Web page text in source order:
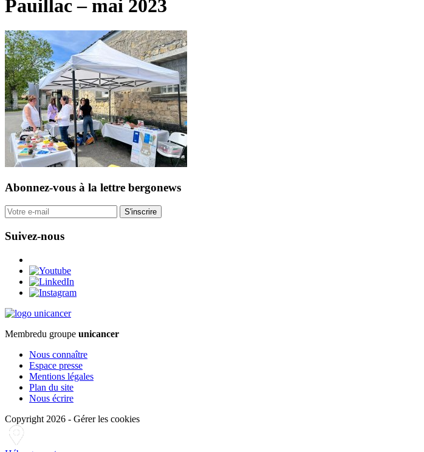
Pauillac – mai 2023
Abonnez-vous à la lettre bergonews
S'inscrire
Suivez-nous
Membredu groupe unicancer
Nous connaître
Espace presse
Mentions légales
Plan du site
Nous écrire
Copyright 2026 - Gérer les cookies